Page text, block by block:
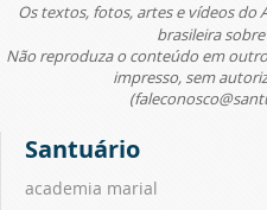
Os textos, fotos, artes e vídeos do
brasileira
Não reproduza o conteúdo em
impresso, sem
Santuário
academia marial